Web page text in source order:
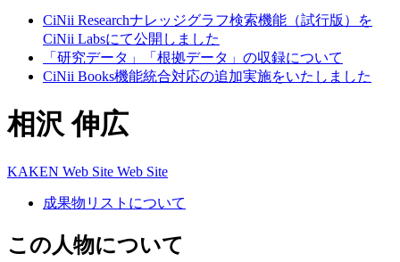
CiNii Researchナレッジグラフ検索機能（試行版）を
CiNii Labsにて公開しました
「研究データ」「根拠データ」の収録について
CiNii Books機能統合対応の追加実施をいたしました
相沢 伸広
KAKEN Web Site Web Site
成果物リストについて
この人物について